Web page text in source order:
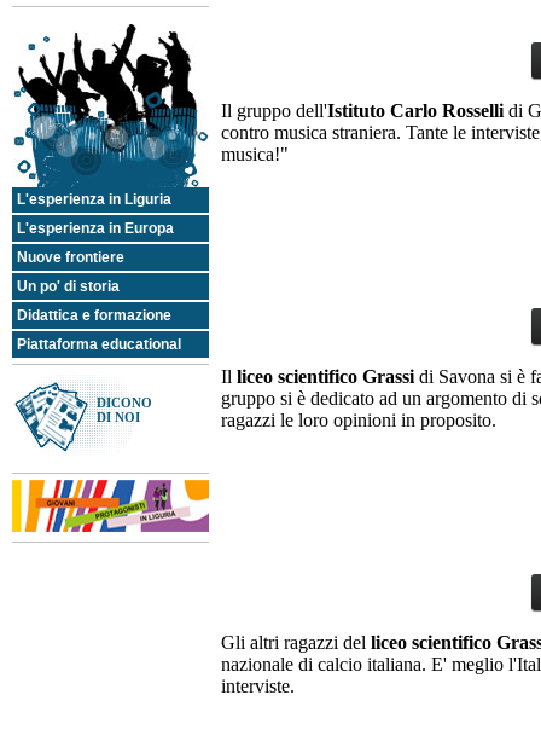
14:00
18:00
14:00Tam Tam Orienta
Voci dal network
15:30
Il quarto d'ora
accademico /Il
mestiere della
settimana
16:00 Il Meglio di... Voci
dal Network
16:45Flash Back
17:00La ballata delle
cinque
17:15 Il Meglio di... Voci
dal Network
18:00
20:00
Bella raga -
L'aperitivo in
Jeans
hip hop, reggae
19:00Avviare
un'impresa/Il contratto
di apprendistato/
Europa Orienta
19:30 Il Meglio di... Voci
dal Network
20:00
21:30
Le Venti in
Jeans
R&B, soul
20:00 Teen20 (le
migliori classifiche delle
TWR)
L'esperienza in Liguria
L'esperienza in Europa
Nuove frontiere
Un po' di storia
Didattica e formazione
Piattaforma educational
DICONO
DI NOI
Il gruppo dell'Istituto Carlo Rosselli di
contro musica straniera. Tante le
musica!"
Il liceo scientifico Grassi di Savona si è
gruppo si è dedicato ad un argomento di
ragazzi le loro opinioni in proposito.
Gli altri ragazzi del liceo scientifico
nazionale di calcio italiana. E' meglio
interviste.